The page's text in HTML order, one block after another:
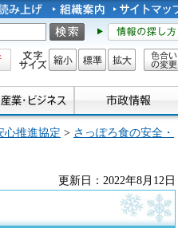
文字サイズ
縮小 標準 拡大
色合い
心推進協定 > さっぽろ食の安全・
更新日：2022年8月12日